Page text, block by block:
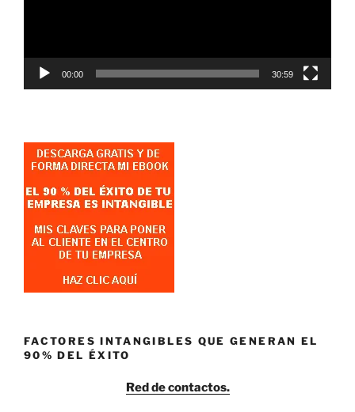
00:00 30:59
FACTORES INTANGIBLES QUE GENERAN EL
90% DEL ÉXITO
Red de contactos.